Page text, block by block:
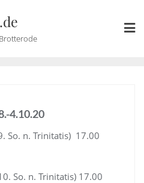
4.10.20
n. Trinitatis) 17.00
So. n. Trinitatis) 17.00